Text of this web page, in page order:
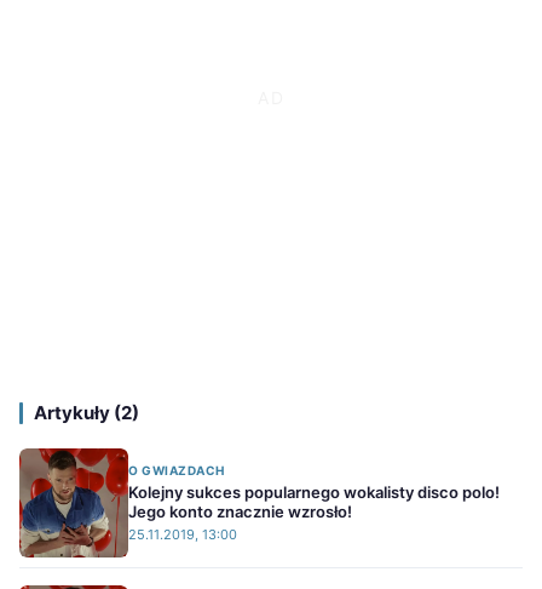
Artykuły (2)
O GWIAZDACH
Kolejny sukces popularnego wokalisty disco polo!
Jego konto znacznie wzrosło!
25.11.2019, 13:00